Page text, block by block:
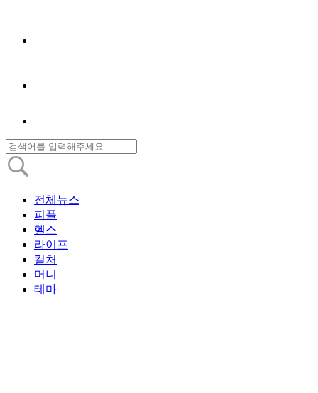
전체뉴스
피플
헬스
라이프
컬처
머니
테마